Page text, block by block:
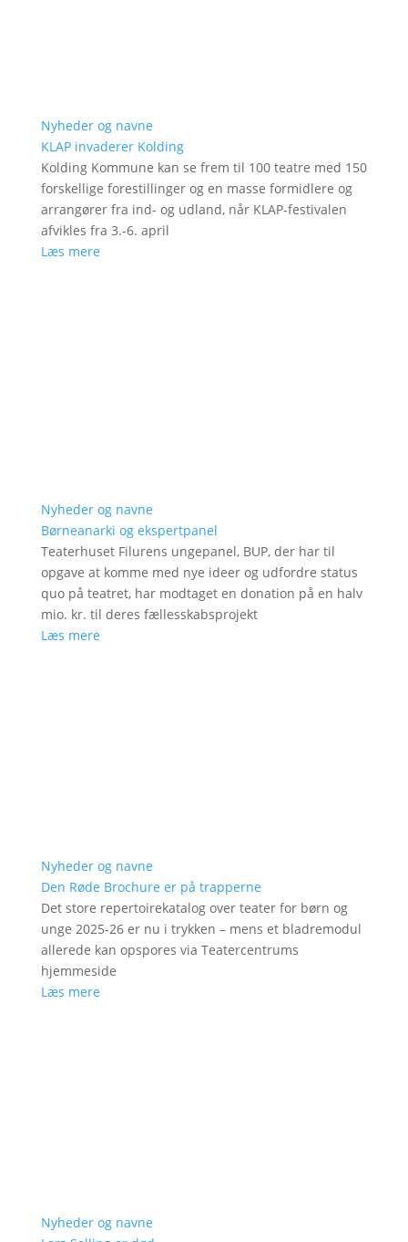
Nyheder og navne
KLAP invaderer Kolding
Kolding Kommune kan se frem til 100 teatre med 150
forskellige forestillinger og en masse formidlere og
arrangører fra ind- og udland, når KLAP-festivalen
afvikles fra 3.-6. april
Læs mere
Nyheder og navne
Børneanarki og ekspertpanel
Teaterhuset Filurens ungepanel, BUP, der har til
opgave at komme med nye ideer og udfordre status
quo på teatret, har modtaget en donation på en halv
mio. kr. til deres fællesskabsprojekt
Læs mere
Nyheder og navne
Den Røde Brochure er på trapperne
Det store repertoirekatalog over teater for børn og
unge 2025-26 er nu i trykken – mens et bladremodul
allerede kan opspores via Teatercentrums
hjemmeside
Læs mere
Nyheder og navne